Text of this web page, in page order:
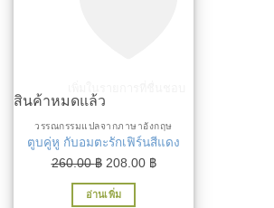
สินค้าหมดแล้ว
วรรณกรรมแปลจากภาษาอังกฤษ
ตูบคู่หู กับอมตะรักเฟิร์นสีแดง
260.00฿ Original
price
was:
208.00 ฿Current
อ่านเพิ่ม